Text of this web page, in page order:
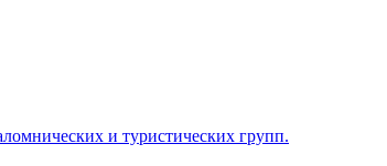
и туристических групп.